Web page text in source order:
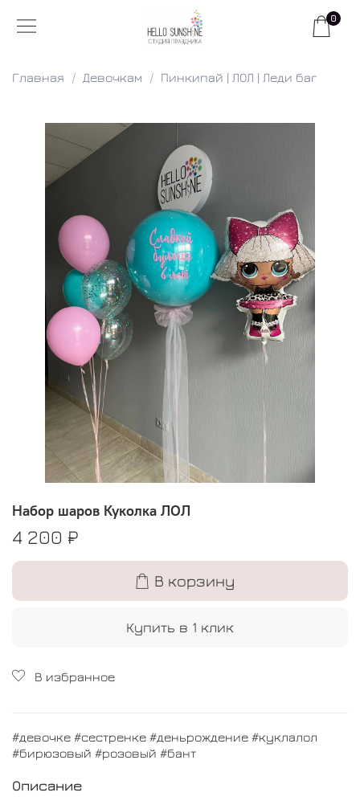
0
Главная Девочкам Пинкипай | ЛОЛ | Леди баг
Набор шаров Куколка ЛОЛ
4 200 ₽
В корзину
Купить в 1 клик
В избранное
#девочке #сестренке #деньрождение #куклалол
#бирюзовый #розовый #бант
Описание